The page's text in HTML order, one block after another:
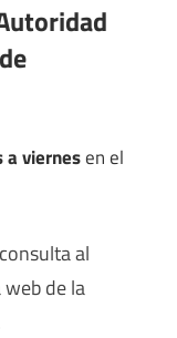
a viernesen el
al
de la